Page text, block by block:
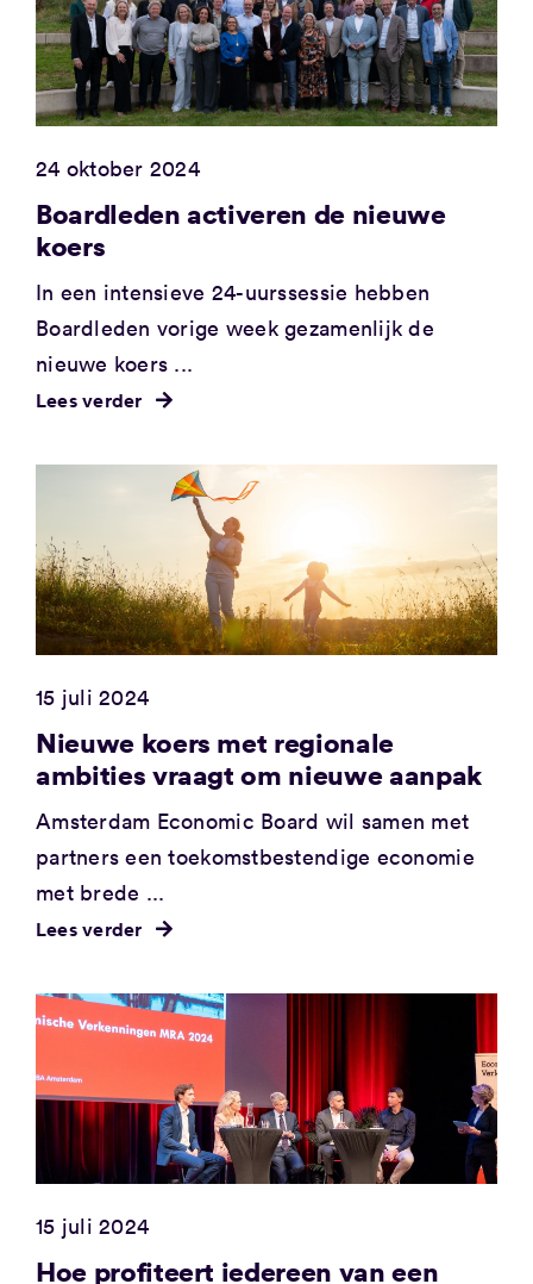
24 oktober 2024
Boardleden activeren de nieuwe
koers
In een intensieve 24-uurssessie hebben
Boardleden vorige week gezamenlijk de
nieuwe koers ...
Lees verder
15 juli 2024
Nieuwe koers met regionale
ambities vraagt om nieuwe aanpak
Amsterdam Economic Board wil samen met
partners een toekomstbestendige economie
met brede ...
Lees verder
15 juli 2024
Hoe profiteert iedereen van een